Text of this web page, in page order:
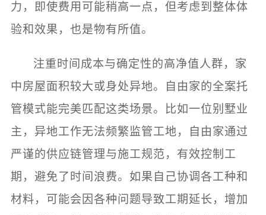
力，即使费用可能稍高一点，但考虑到整体体
验和效果，也是物有所值。
注重时间成本与确定性的高净值人群，家
中房屋面积较大或身处异地。自由家的全案托
管模式能完美匹配这类场景。比如一位别墅业
主，异地工作无法频繁监管工地，自由家通过
严谨的供应链管理与施工规范，有效控制工
期，避免了时间浪费。如果自己协调各工种和
材料，可能会因各种问题导致工期延长，增加